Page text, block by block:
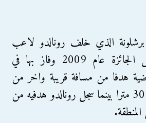
الذي خلف رونالدو لاعب
ريال مدريد في نيل الجائزة عام 2009 وفاز بها في
هدفا من مسافة قريبة واخر من
ركلة حرة من مسافة 30 مترا بينما سجل رونالدو هدفيه من